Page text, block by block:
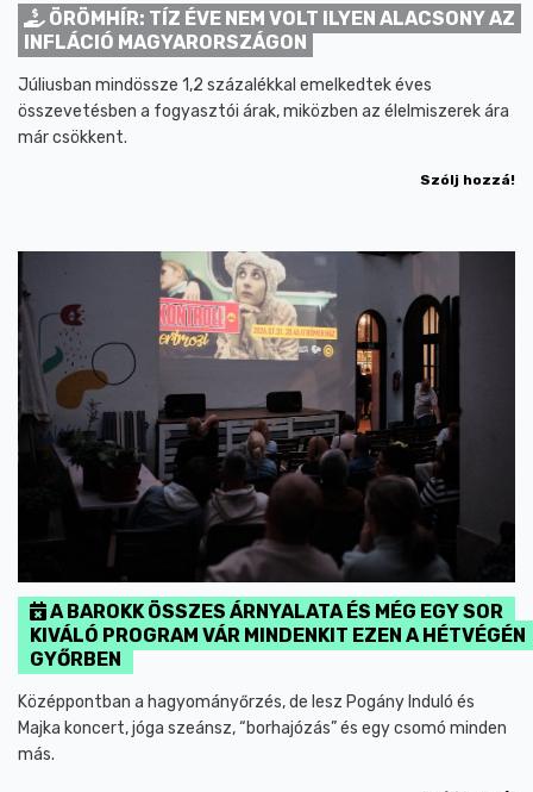
ÖRÖMHÍR: TÍZ ÉVE NEM VOLT ILYEN ALACSONY AZ
INFLÁCIÓ MAGYARORSZÁGON
Júliusban mindössze 1,2 százalékkal emelkedtek éves
összevetésben a fogyasztói árak, miközben az élelmiszerek ára
már csökkent.
Szólj hozzá!
A BAROKK ÖSSZES ÁRNYALATA ÉS MÉG EGY SOR
KIVÁLÓ PROGRAM VÁR MINDENKIT EZEN A HÉTVÉGÉN
GYŐRBEN
Középpontban a hagyományőrzés, de lesz Pogány Induló és
Majka koncert, jóga szeánsz, “borhajózás” és egy csomó minden
más.